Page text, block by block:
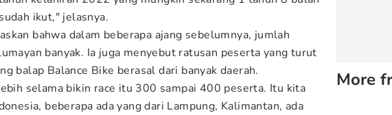
ikut," jelasnya.
bahwa dalam beberapa ajang sebelumnya, jumlah
banyak. Ia juga menyebut ratusan peserta yang turut
balap Balance Bike berasal dari banyak daerah.
selama bikin race itu 300 sampai 400 peserta. Itu kita
beberapa ada yang dari Lampung, Kalimantan, ada
More